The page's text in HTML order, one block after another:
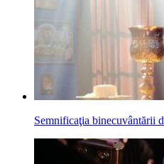
Semnificaţia binecuvântării